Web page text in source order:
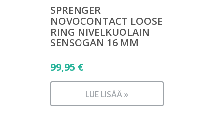
SPRENGER
NOVOCONTACT LOOSE
RING NIVELKUOLAIN
SENSOGAN 16 MM
99,95 €
LUE LISÄÄ »